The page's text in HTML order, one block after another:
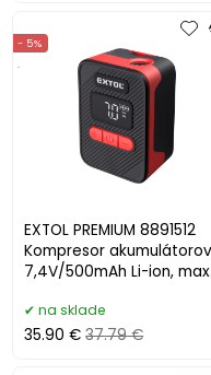
EXTOL PREMIUM 8891512
Kompresor
7,4V/500mAh Li-ion,
- 5%
.
na sklade
35.90 € 37.79 €